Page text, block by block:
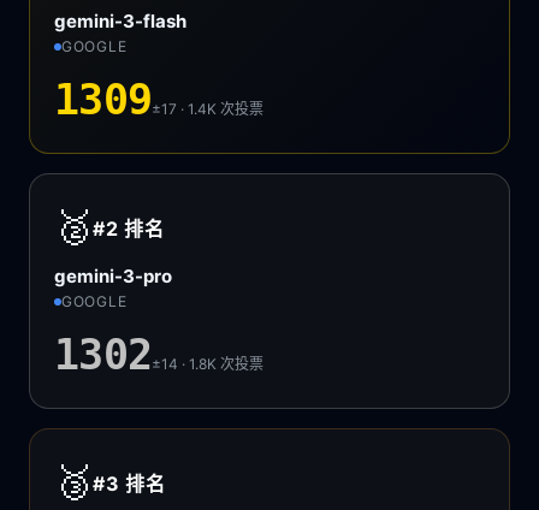
gemini-3-flash
GOOGLE
1309±17 · 1.4K次投票
🥈 #2排名
gemini-3-pro
GOOGLE
1302±14 · 1.8K次投票
🥉 #3排名